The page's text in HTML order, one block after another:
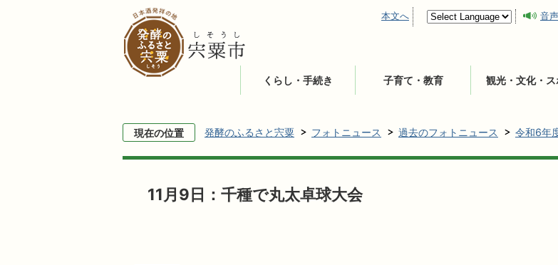
本文へ 音
くらし・手続き 子育て・教育 観光・文化・ス
現在の位置 発酵のふるさと宍粟 フォトニュース 過去のフォトニュース 令和6年
11月9日：千種で丸太卓球大会